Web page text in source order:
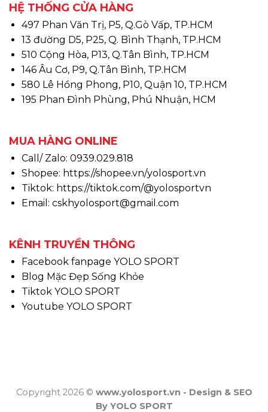
HỆ THỐNG CỬA HÀNG
497 Phan Văn Trị, P5, Q.Gò Vấp, TP.HCM
13 đường D5, P25, Q. Bình Thạnh, TP.HCM
510 Cộng Hòa, P13, Q.Tân Bình, TP.HCM
146 Âu Cơ, P9, Q.Tân Bình, TP.HCM
580 Lê Hồng Phong, P10, Quận 10, TP.HCM
195 Phan Đình Phùng, Phú Nhuận, HCM
MUA HÀNG ONLINE
Call/ Zalo: 0939.029.818
Shopee: https://shopee.vn/yolosport.vn
Tiktok: https://tiktok.com/@yolosportvn
Email: cskhyolosport@gmail.com
KÊNH TRUYỀN THÔNG
Facebook fanpage YOLO SPORT
Blog Mặc Đẹp Sống Khỏe
Tiktok YOLO SPORT
Youtube YOLO SPORT
Copyright 2026 © www.yolosport.vn - Design & SEO
By YOLO SPORT